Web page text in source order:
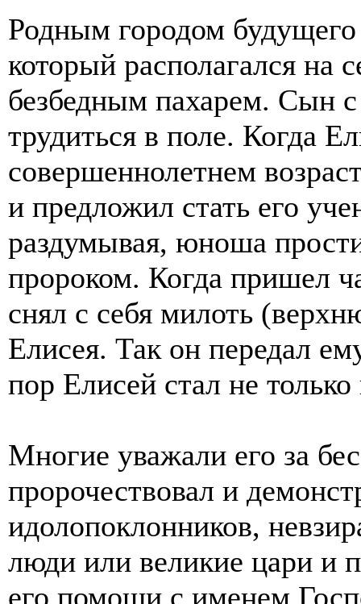
Родным городом
который располагался на
безбедным пахарем. Сын
трудиться в поле. Когда
совершеннолетнем
и предложил стать его
раздумывая, юноша
пророком. Когда пришел
снял с себя милоть
Елисея. Так он передал
пор Елисей стал не
Многие уважали его за
пророчествовал и
идолопоклонников,
люди или великие цари и
его помощи с именем